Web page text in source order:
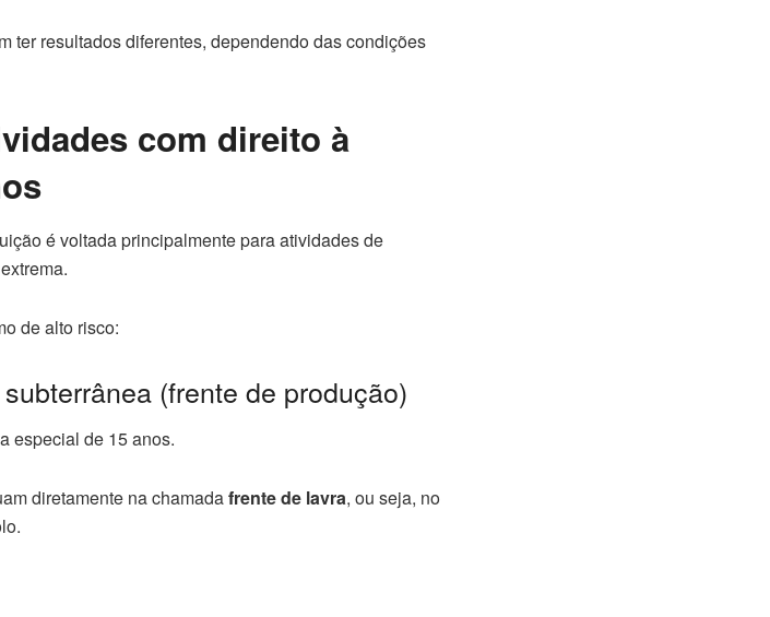
ter resultados diferentes, dependendo das condições
com direito à
é voltada principalmente para atividades de
de alto risco:
(frente de produção)
especial de 15 anos.
diretamente na chamadafrente de lavra, ou seja, no